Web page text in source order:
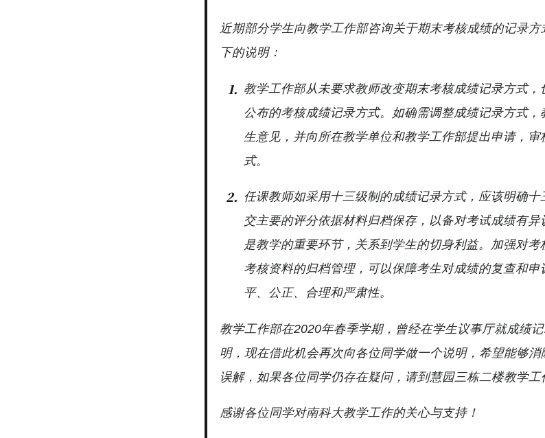
近期部分学生向教学工作部咨询关于期末考核成绩的记录
下的说明：
教学工作部从未要求教师改变期末考核成绩记录方式
公布的考核成绩记录方式。如确需调整成绩记录方式
生意见，并向所在教学单位和教学工作部提出申请，
式。
任课教师如采用十三级制的成绩记录方式，应该明确
交主要的评分依据材料归档保存，以备对考试成绩有
是教学的重要环节，关系到学生的切身利益。加强对
考核资料的归档管理，可以保障考生对成绩的复查和
平、公正、合理和严肃性。
教学工作部在2020年春季学期，曾经在学生议事厅就成绩
明，现在借此机会再次向各位同学做一个说明，希望能够
误解，如果各位同学仍存在疑问，请到慧园三栋二楼教学工
感谢各位同学对南科大教学工作的关心与支持！